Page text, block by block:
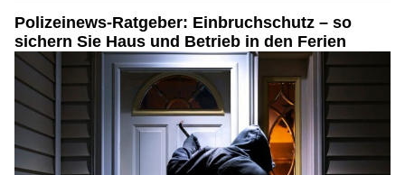
Polizeinews-Ratgeber: Einbruchschutz – so
sichern Sie Haus und Betrieb in den Ferien